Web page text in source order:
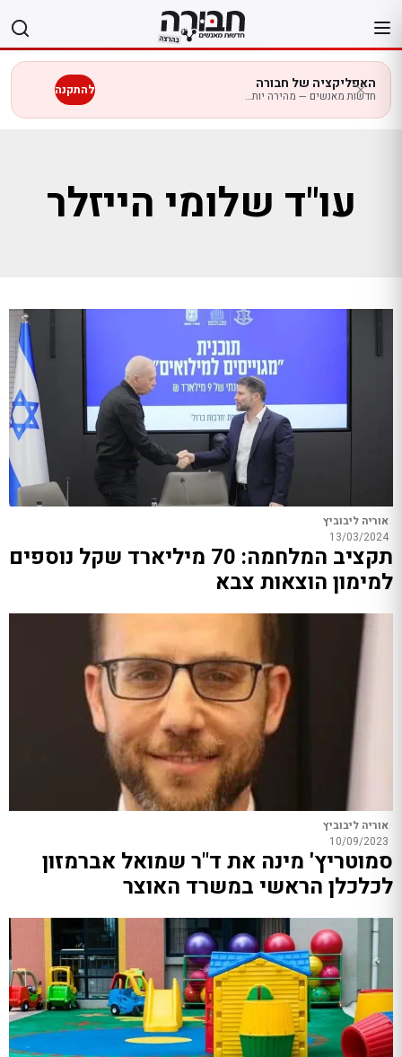
לתוכן
האפליקציה של חבורה
חדשות מאנשים — מהירה יותר בנייד להתקנה
עו"ד שלומי הייזלר
אוריה ליבוביץ
13/03/2024
תקציב המלחמה: 70 מיליארד שקל נוספים
למימון הוצאות צבא
אוריה ליבוביץ
10/09/2023
סמוטריץ' מינה את ד"ר שמואל אברמזון
לכלכלן הראשי במשרד האוצר